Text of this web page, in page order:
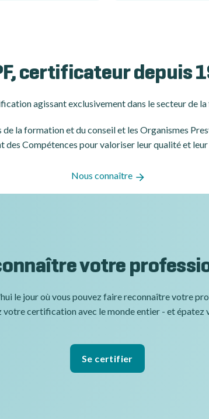
certificateur depuis
agissant exclusivement dans le secteur de
la formation et du conseil et les Organismes
des Compétences pour valoriser leur qualité et
Nous connaître
votre
le jour où vous pouvez faire reconnaître votre
votre certification avec le monde entier - et épatez
Se certifier